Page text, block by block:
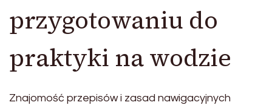
przygotowaniu do
praktyki na wodzie
Znajomość przepisów i zasad nawigacyjnych